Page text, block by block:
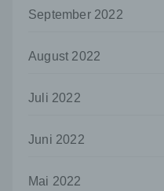
September 2022
August 2022
Juli 2022
Juni 2022
Mai 2022
Empfänger ist
offengelegt
bestimmten
Mitgliedstaaten